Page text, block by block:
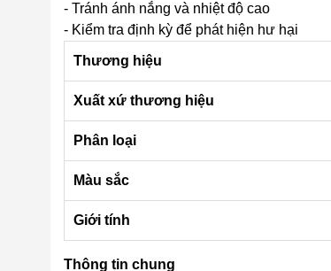
- Tránh ánh nắng và nhiệt độ cao
- Kiểm tra định kỳ để phát hiện hư hại
Thương hiệu
Xuất xứ thương hiệu
Phân loại
Màu sắc
Giới tính
Thông tin chung